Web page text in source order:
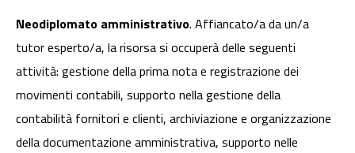
Neodiplomato amministrativo. Affiancato/a da un/a
tutor esperto/a, la risorsa si occuperà delle seguenti
attività: gestione della prima nota e registrazione dei
movimenti contabili, supporto nella gestione della
contabilità fornitori e clienti, archiviazione e organizzazione
della documentazione amministrativa, supporto nelle